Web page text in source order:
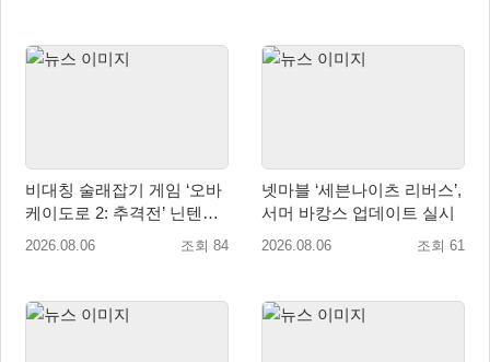
비대칭 술래잡기 게임 ‘오바
케이도로 2: 추격전’ 닌텐도
eShop 출시
2026.08.06 조회 84
넷마블 ‘세븐나이츠 리버스’,
서머 바캉스 업데이트 실시
2026.08.06 조회 61